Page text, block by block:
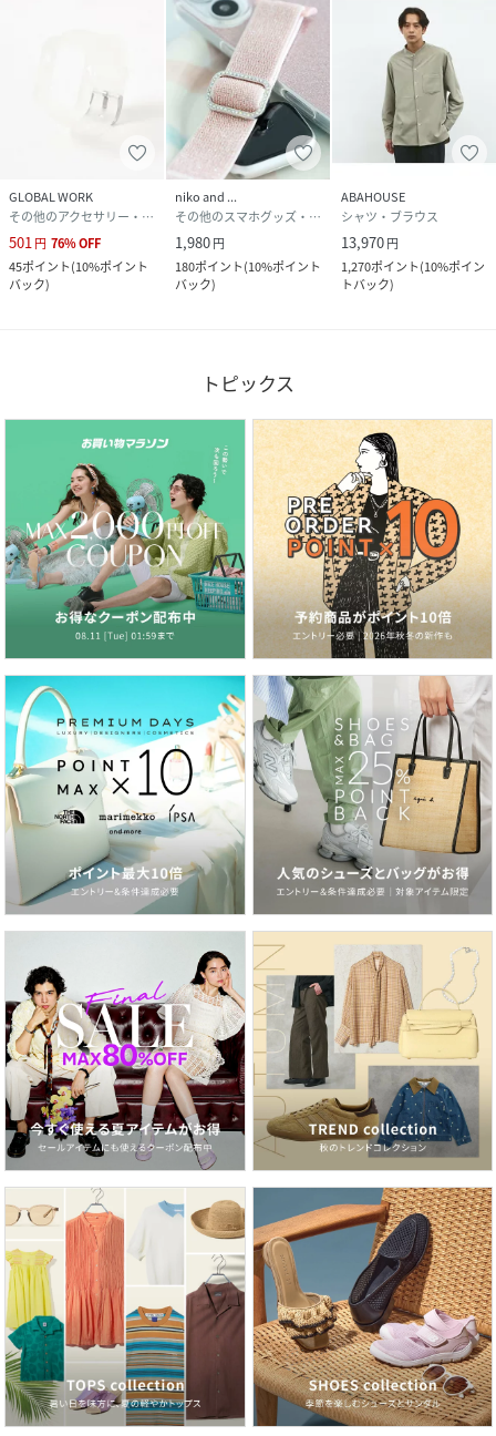
GLOBAL WORK
その他のアクセサリー・腕時計
501 円 76%OFF
45ポイント(10%ポイント
バック)
niko and ...
その他のスマホグッズ・オーディオ機器
1,980円
180ポイント(10%ポイント
バック)
ABAHOUSE
シャツ・ブラウス
13,970円
1,270ポイント(10%ポイン
トバック)
トピックス